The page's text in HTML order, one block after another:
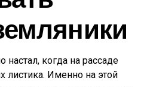
когда на рассаде
листика. Именно на этой